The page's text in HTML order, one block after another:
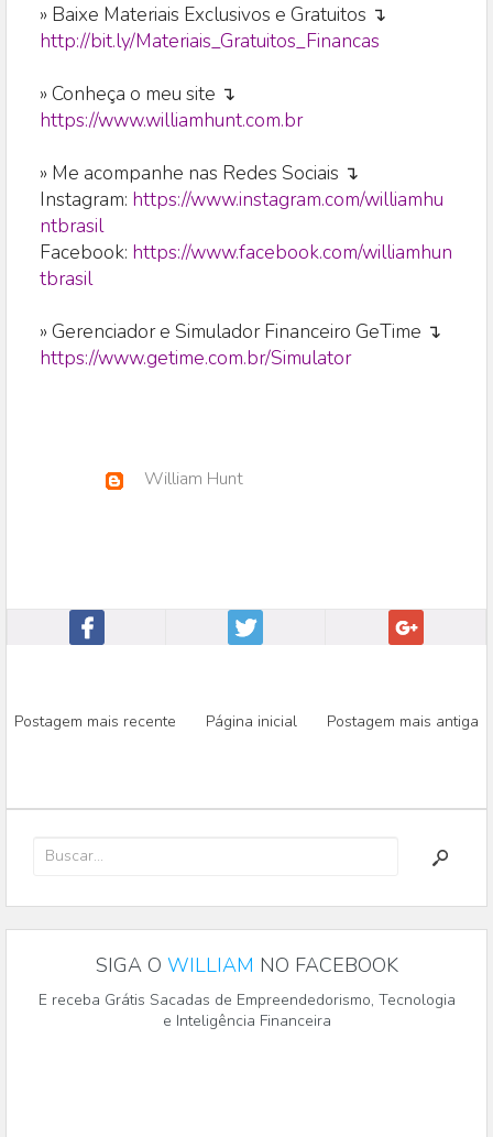
» Baixe Materiais Exclusivos e Gratuitos ↴
http://bit.ly/Materiais_Gratuitos_Financas
» Conheça o meu site ↴
https://www.williamhunt.com.br
» Me acompanhe nas Redes Sociais ↴
Instagram: https://www.instagram.com/williamhu
ntbrasil
Facebook: https://www.facebook.com/williamhun
tbrasil
» Gerenciador e Simulador Financeiro GeTime ↴
https://www.getime.com.br/Simulator
William Hunt
Postagem mais recente Página inicial Postagem mais antiga
SIGA O WILLIAM NO FACEBOOK
E receba Grátis Sacadas de Empreendedorismo, Tecnologia
e Inteligência Financeira